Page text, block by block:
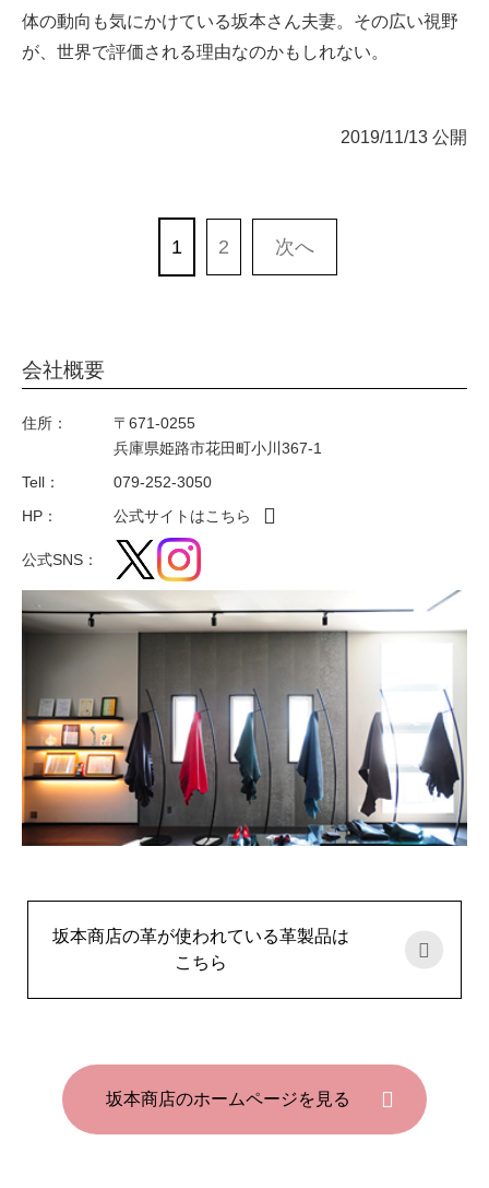
体の動向も気にかけている坂本さん夫妻。その広い視野
が、世界で評価される理由なのかもしれない。
2019/11/13 公開
1 2 次へ
会社概要
住所：
〒671-0255
兵庫県姫路市花田町小川367-1
Tell：
079-252-3050
HP：
公式サイトはこちら
公式SNS：
坂本商店の革が使われている革製品は
こちら
坂本商店のホームページを見る